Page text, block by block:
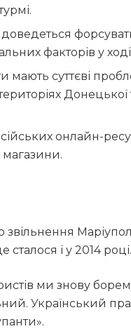
факторів у
мають суттєві
Донецької
онлайн-
магазини.
сталося і у 2014 році.
ми знову
Український